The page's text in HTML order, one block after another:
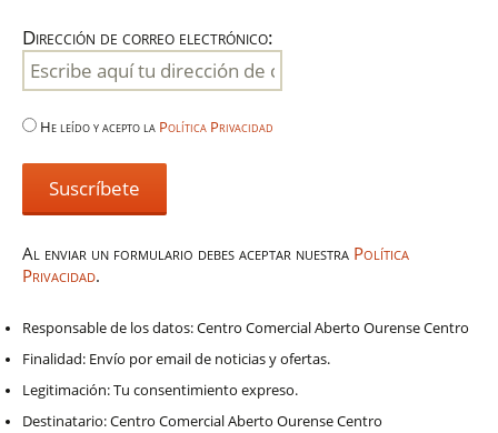
Dirección de correo electrónico:
He leído y acepto la Política Privacidad
Al enviar un formulario debes aceptar nuestra Política
Privacidad.
Responsable de los datos: Centro Comercial Aberto Ourense Centro
Finalidad: Envío por email de noticias y ofertas.
Legitimación: Tu consentimiento expreso.
Destinatario: Centro Comercial Aberto Ourense Centro